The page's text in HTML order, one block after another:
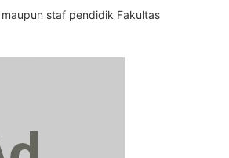
staf pendidik Fakultas